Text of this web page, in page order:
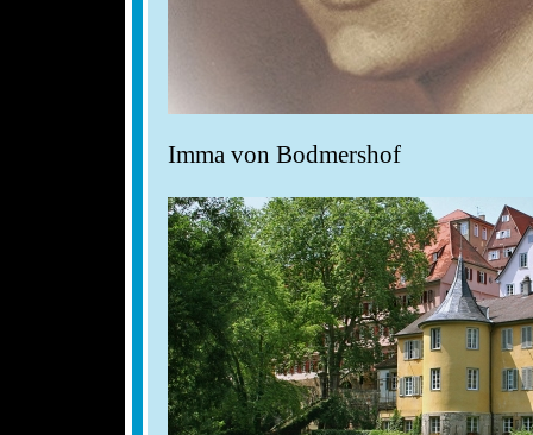
Imma von Bodmershof